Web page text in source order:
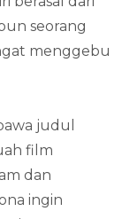
seorang
menggebu
judul
film
dan
ingin